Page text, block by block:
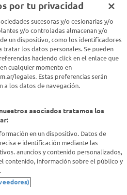
con nosotros acá
por tu privacidad
sucesoras y/o cesionarias y/o
y/o controladas almacenan y/o
un dispositivo, como los identificadores
tratar los datos personales. Se pueden
haciendo click en el enlace que
cualquier momento en
legales. Estas preferencias serán
a los datos de navegación.
asociados tratamos los
en un dispositivo. Datos de
e identificación mediante las
anuncios y contenido personalizados,
contenido, información sobre el público y